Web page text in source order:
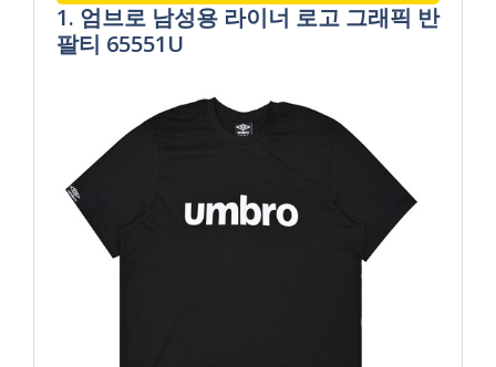
1. 엄브로 남성용 라이너 로고 그래픽 반
팔티 65551U